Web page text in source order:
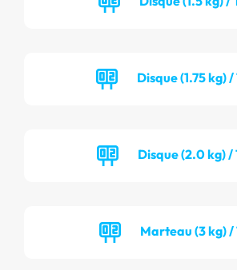
Disque (1.75 kg) /
Disque (2.0 kg) /
Marteau (3 kg) /